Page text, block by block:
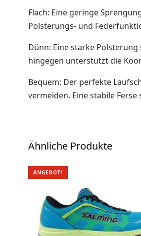
Flach: Eine geringe
Polsterungs- und
Dünn: Eine starke
hingegen unterstützt die
Bequem: Der perfekte
vermeiden. Eine stabile
Ähnliche Produkte
ANGEBOT!